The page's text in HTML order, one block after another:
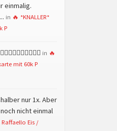
einmalig.
in 🔥 *KNALLER*
P
in 🔥
mit 60k P
nur 1x. Aber
nicht einmal
Raffaello Eis /